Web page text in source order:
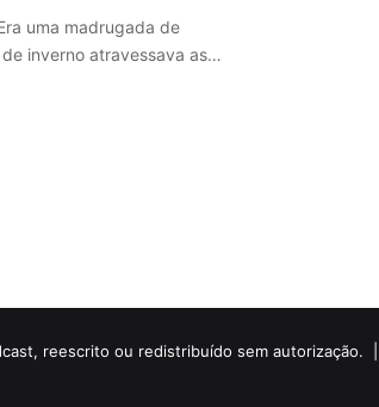
uma madrugada de
inverno atravessava as…
reescrito ou redistribuído sem autorização. |